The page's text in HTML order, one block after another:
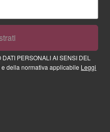
PERSONALI AI SENSI DEL
della normativa applicabile Leggi